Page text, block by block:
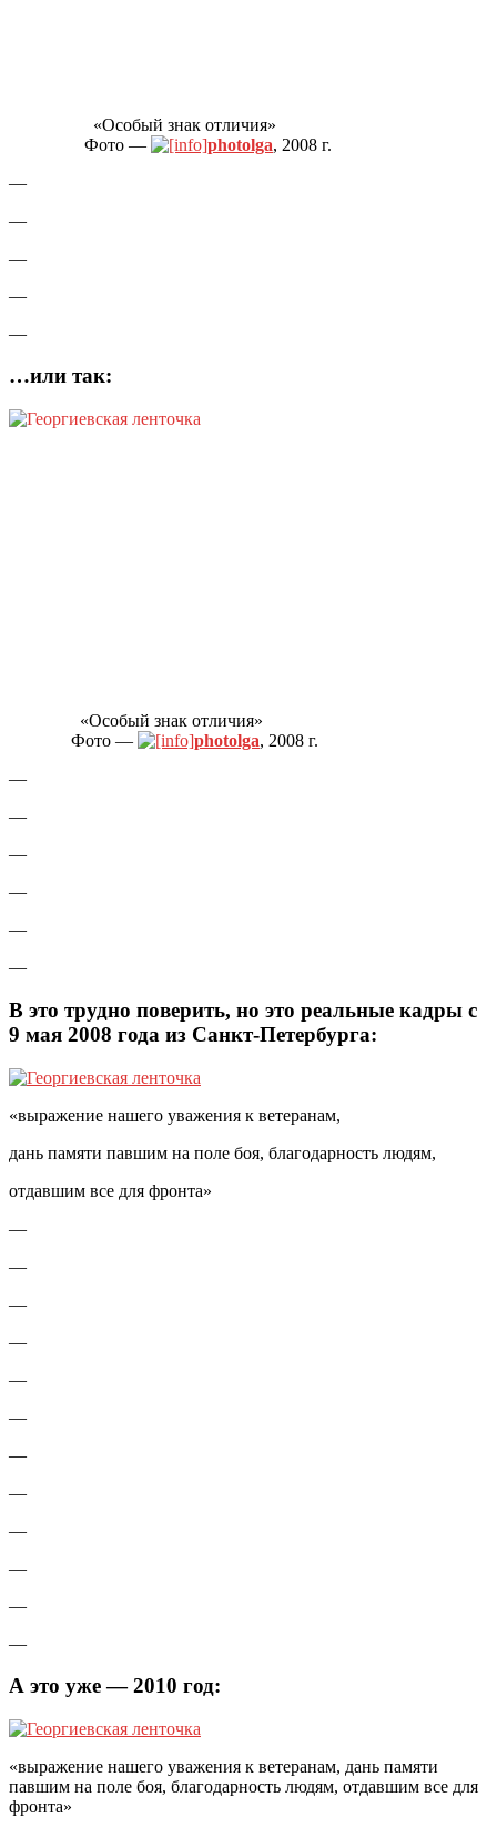
«Особый знак отличия»
Фото —
photolga, 2008 г.
—
—
—
—
—
…или так:
«Особый знак отличия»
Фото —
photolga, 2008 г.
—
—
—
—
—
—
В это трудно поверить, но это реальные кадры с
9 мая 2008 года из Санкт-Петербурга:
«выражение нашего уважения к ветеранам,
дань памяти павшим на поле боя, благодарность людям,
отдавшим все для фронта»
—
—
—
—
—
—
—
—
—
—
—
—
А это уже — 2010 год:
«выражение нашего уважения к ветеранам, дань памяти
павшим на поле боя, благодарность людям, отдавшим все для
фронта»